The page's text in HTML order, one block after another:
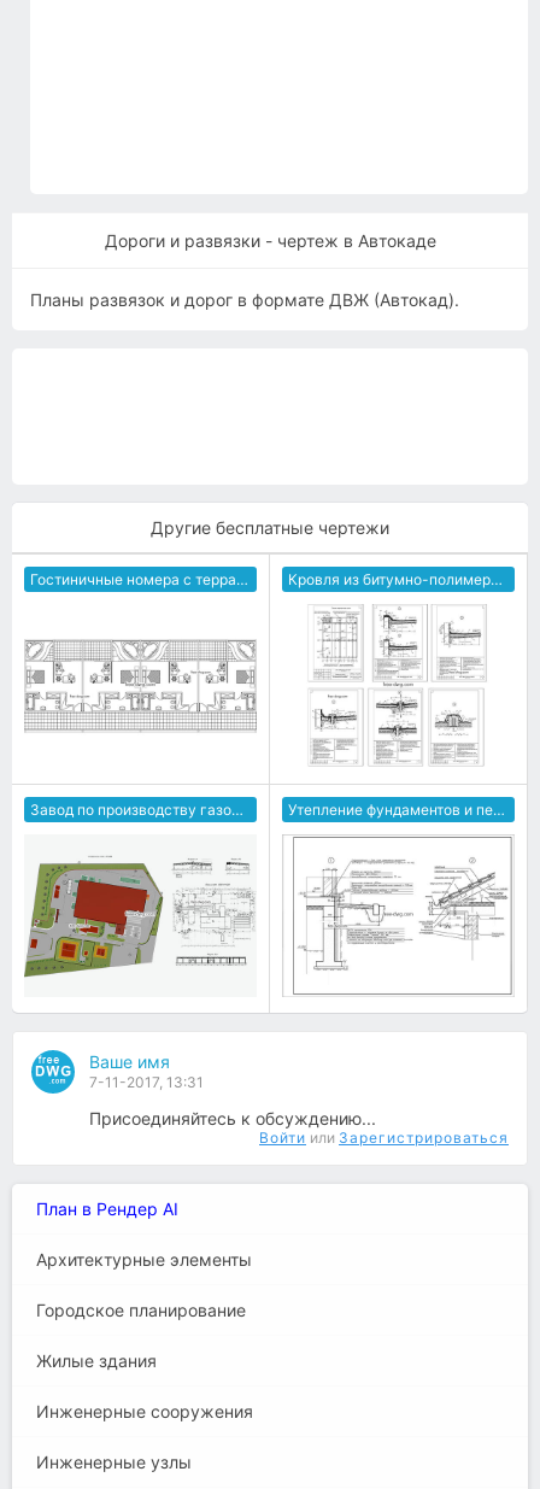
Дороги и развязки - чертеж в Автокаде
Планы развязок и дорог в формате ДВЖ (Автокад).
Другие бесплатные чертежи
Гостиничные номера с террасой Кровля из битумно-полимерных материалов
Завод по производству газобетонных блоков Утепление фундаментов и перекрытий
Ваше имя
7-11-2017, 13:31
Присоединяйтесь к обсуждению...
Войти или Зарегистрироваться
План в Рендер AI
Архитектурные элементы
Городское планирование
Жилые здания
Инженерные сооружения
Инженерные узлы